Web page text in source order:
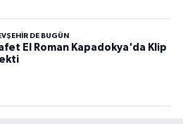
DE BUGÜN
El Roman Kapadokya'da Klip